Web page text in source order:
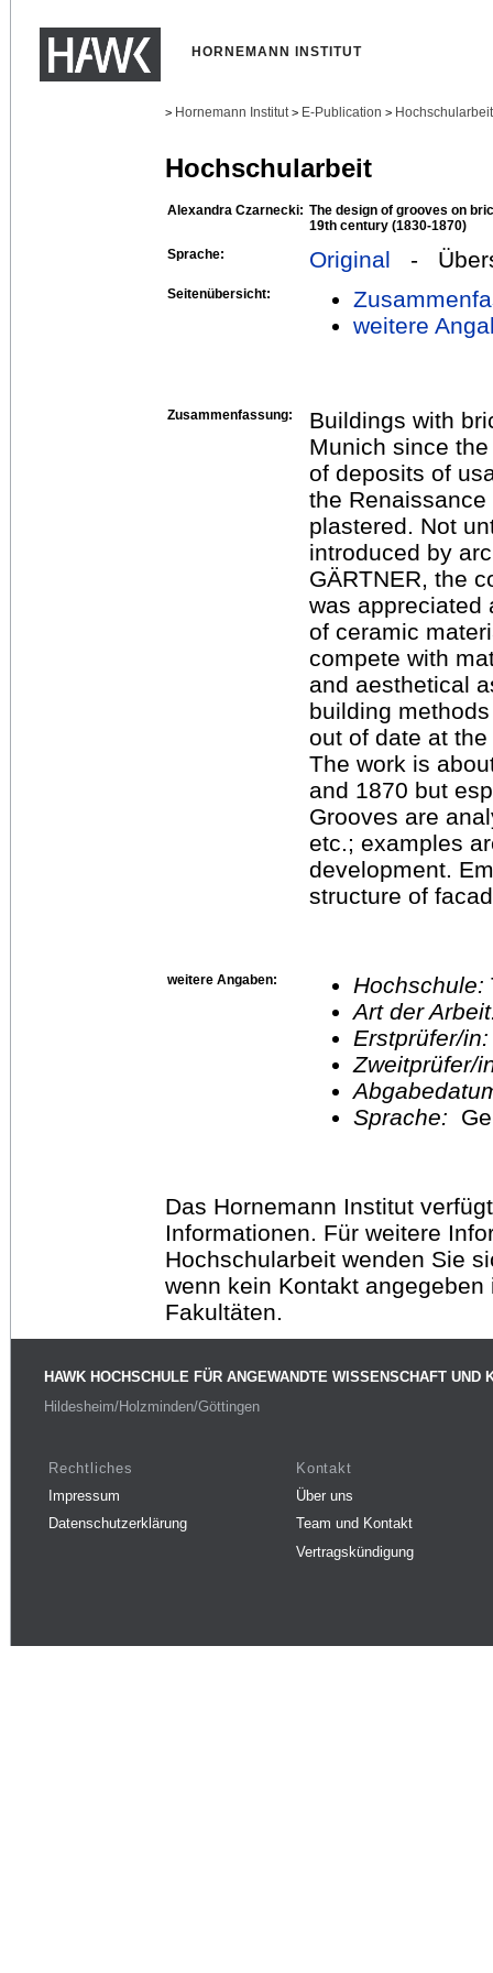
HORNEMANN INSTITUT
> Hornemann Institut > E-Publication >
Hochschularbeit
Alexandra Czarnecki: The design of grooves on
19th century (1830-1870)
Sprache:
Original -
Seitenübersicht:
weitere
Zusammenfassung:
Buildings with
Munich since
of deposits of
the
plastered. Not
introduced by
GÄRTNER, the
was appreciated
of ceramic
compete with
and aesthetical
building
out of date at
The work is
and 1870 but
Grooves are
etc.; examples
development.
structure of
weitere Angaben: Hochschule:
Art der
Erstprüfer/
Sprache:
Das Hornemann Institut
Informationen. Für weitere
Hochschularbeit wenden Sie
wenn kein Kontakt
Fakultäten.
HAWK HOCHSCHULE FÜR ANGEWANDTE WISSENSCHAFT UND
Hildesheim/Holzminden/Göttingen
Rechtliches
Impressum
Datenschutzerklärung
Kontakt
Über uns
Team und Kontakt
Vertragskündigung